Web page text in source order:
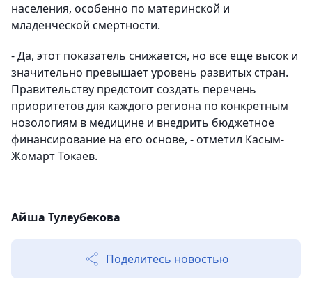
населения, особенно по материнской и
младенческой смертности.
- Да, этот показатель снижается, но все еще высок и
значительно превышает уровень развитых стран.
Правительству предстоит создать перечень
приоритетов для каждого региона по конкретным
нозологиям в медицине и внедрить бюджетное
финансирование на его основе, - отметил Касым-
Жомарт Токаев.
Айша Тулеубекова
Поделитесь новостью